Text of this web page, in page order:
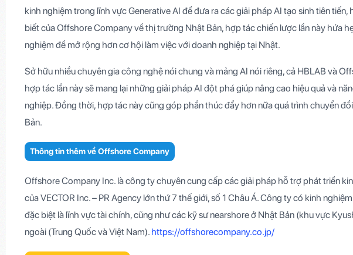
kinh nghiệm trong lĩnh vực Generative AI để đưa ra các giải pháp AI tạo sinh tiên tiến,
biết của Offshore Company về thị trường Nhật Bản, hợp tác chiến lược lần này hứa
nghiệm để mở rộng hơn cơ hội làm việc với doanh nghiệp tại Nhật.
Sở hữu nhiều chuyên gia công nghệ nói chung và mảng AI nói riêng, cả HBLAB và
hợp tác lần này sẽ mang lại những giải pháp AI đột phá giúp nâng cao hiệu quả và
nghiệp. Đồng thời, hợp tác này cũng góp phần thúc đẩy hơn nữa quá trình chuyển
Bản.
Thông tin thêm về Offshore Company
Offshore Company Inc. là công ty chuyên cung cấp các giải pháp hỗ trợ phát triển
của VECTOR Inc. – PR Agency lớn thứ 7 thế giới, số 1 Châu Á. Công ty có kinh
đặc biệt là lĩnh vực tài chính, cũng như các kỹ sư nearshore ở Nhật Bản (khu vực
ngoài (Trung Quốc và Việt Nam). https://offshorecompany.co.jp/